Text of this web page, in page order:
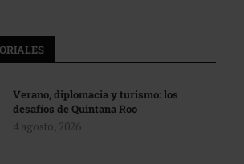
Verano, diplomacia y turismo: los
desafíos de Quintana Roo
4 agosto, 2026